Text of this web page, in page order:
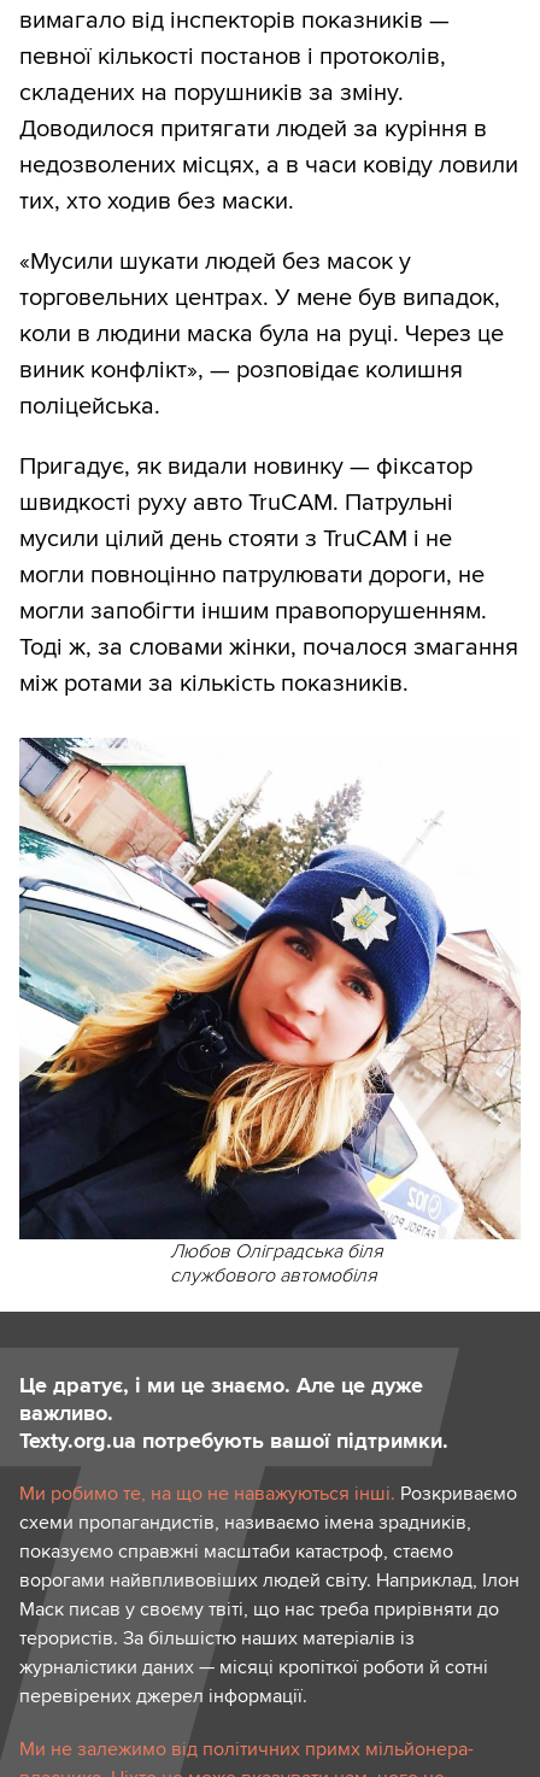
вимагало від інспекторів показників —
певної кількості постанов і протоколів,
складених на порушників за зміну.
Доводилося притягати людей за куріння в
недозволених місцях, а в часи ковіду ловили
тих, хто ходив без маски.
«Мусили шукати людей без масок у
торговельних центрах. У мене був випадок,
коли в людини маска була на руці. Через це
виник конфлікт», — розповідає колишня
поліцейська.
Пригадує, як видали новинку — фіксатор
швидкості руху авто TruCAM. Патрульні
мусили цілий день стояти з TruCAM і не
могли повноцінно патрулювати дороги, не
могли запобігти іншим правопорушенням.
Тоді ж, за словами жінки, почалося змагання
між ротами за кількість показників.
Любов Оліградська біля
службового автомобіля
Це дратує, і ми це знаємо. Але це дуже
важливо.
Texty.org.ua потребують вашої підтримки.
Ми робимо те, на що не наважуються інші. Розкриваємо
схеми пропагандистів, називаємо імена зрадників,
показуємо справжні масштаби катастроф, стаємо
ворогами найвпливовіших людей світу. Наприклад, Ілон
Маск писав у своєму твіті, що нас треба прирівняти до
терористів. За більшістю наших матеріалів із
журналістики даних — місяці кропіткої роботи й сотні
перевірених джерел інформації.
Ми не залежимо від політичних примх мільйонера-